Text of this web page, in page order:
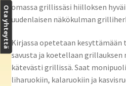
omassa grillissäsi hiilloksen
uudenlaisen näkökulman
Kirjassa opetetaan kesyttämään
savusta ja koetellaan grillauksen
kätevästi grillissä. Saat
liharuokiin, kalaruokiin ja
Ota yhteyttä